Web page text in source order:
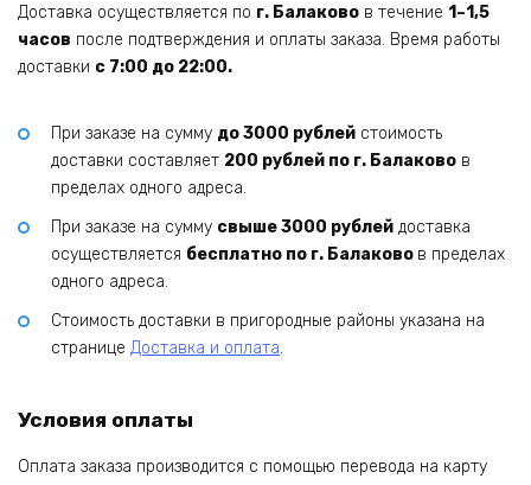
Доставка осуществляется по г. Балаково в течение 1–1,5
часов после подтверждения и оплаты заказа. Время работы
доставки с 7:00 до 22:00.
При заказе на сумму до 3000 рублей стоимость
доставки составляет 200 рублей по г. Балаково в
пределах одного адреса.
При заказе на сумму свыше 3000 рублей доставка
осуществляется бесплатно по г. Балаково в пределах
одного адреса.
Стоимость доставки в пригородные районы указана на
странице Доставка и оплата.
Условия оплаты
Оплата заказа производится с помощью перевода на карту